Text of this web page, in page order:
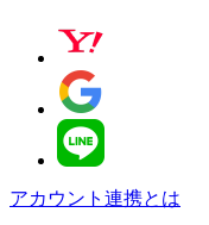
アカウント連携とは